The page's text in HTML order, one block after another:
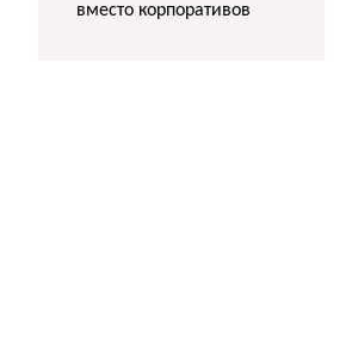
вместо корпоративов